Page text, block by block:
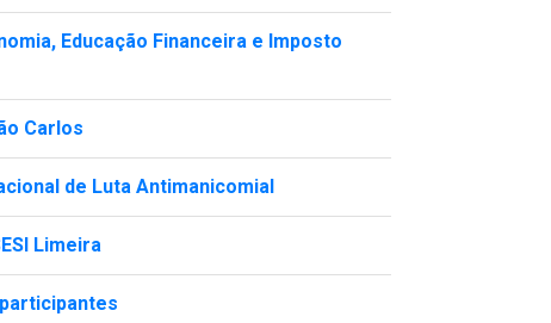
Educação Financeira e Imposto
Carlos
de Luta Antimanicomial
Limeira